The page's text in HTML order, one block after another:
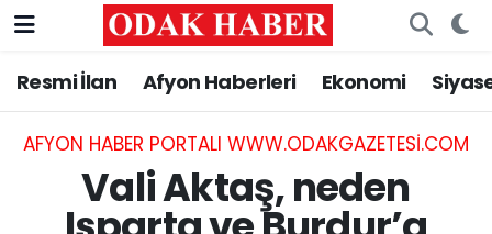
Resmi İlan Afyon Haberleri Ekonomi
AFYON HABER PORTALI WWW.ODAKGAZETESI.COM
Vali Aktaş, neden
AFYONKARAHİSAR HABERLERİ
Resmi İlan
ASAYİŞ
Nöbetçi Eczaneler
Hava Durumu
Trafik Durumu